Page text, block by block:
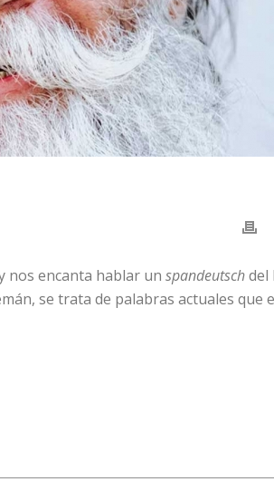
nos encanta hablar un spandeutschdel
se trata de palabras actuales que